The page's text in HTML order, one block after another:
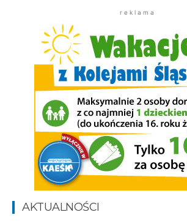
r e k l a m a
AKTUALNOŚCI